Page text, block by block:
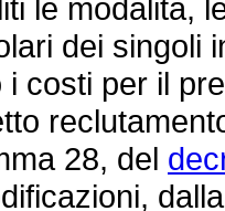
le modalità,
dei singoli
costi per il
28, del